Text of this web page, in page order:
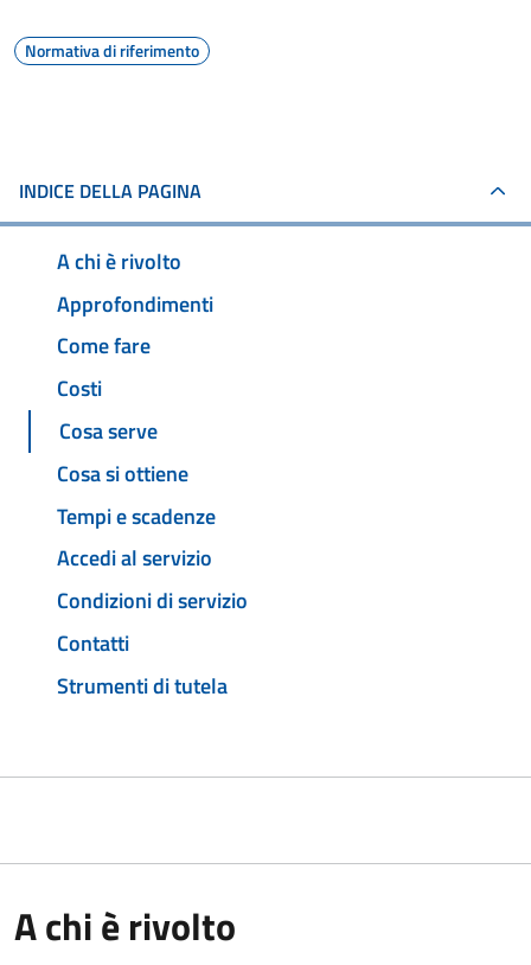
Normativa di riferimento
INDICE DELLA PAGINA
A chi è rivolto
Approfondimenti
Come fare
Costi
Cosa serve
Cosa si ottiene
Tempi e scadenze
Accedi al servizio
Condizioni di servizio
Contatti
Strumenti di tutela
A chi è rivolto